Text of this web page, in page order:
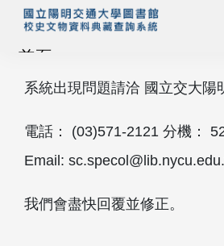
首頁
藏品查詢
藏品清單全覽
系統出現問題請洽 國立交大陽
電話： (03)571‐2121 分機：
Email:
我們會盡快回覆並修正。